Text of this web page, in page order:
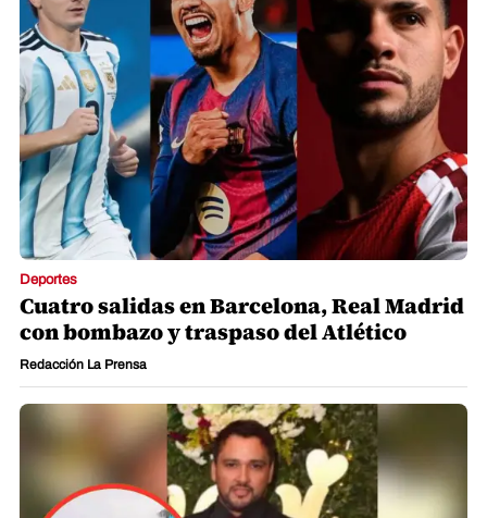
Deportes
Cuatro salidas en Barcelona, Real Madrid
con bombazo y traspaso del Atlético
Redacción La Prensa